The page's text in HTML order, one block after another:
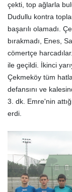
çekti, top ağlarla
Dudullu kontra
başarılı olamadı.
bırakmadı, Enes,
cömertçe
ile geçildi. İkinci
Çekmeköy tüm
defansını ve
3. dk. Emre'nin
erdi.